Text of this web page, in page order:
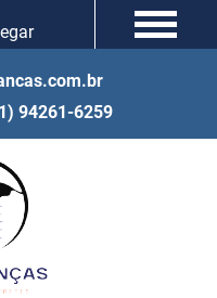
94261-6259